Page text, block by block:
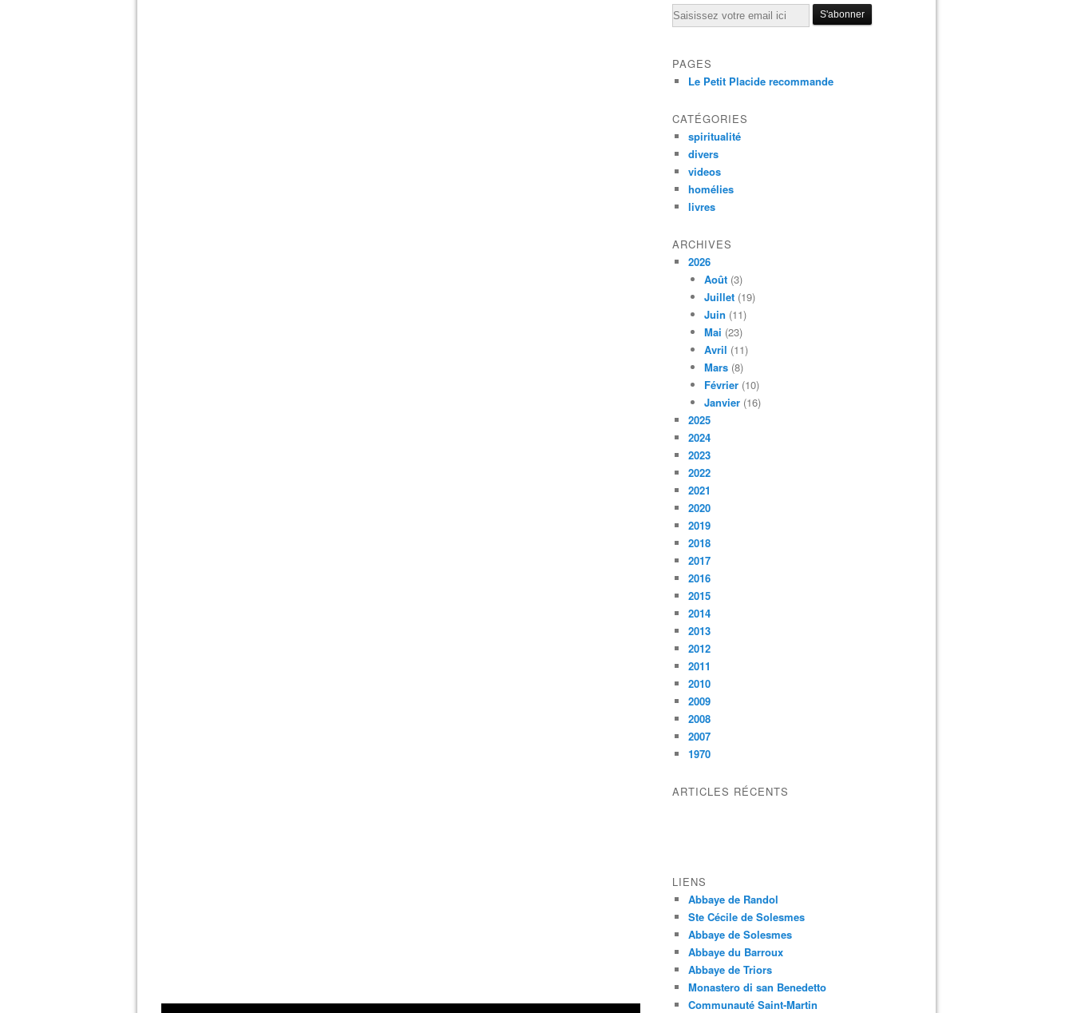
Email
PAGES
Le Petit Placide recommande
CATÉGORIES
spiritualité
divers
videos
homélies
livres
ARCHIVES
2026
Août (3)
Juillet (19)
Juin (11)
Mai (23)
Avril (11)
Mars (8)
Février (10)
Janvier (16)
2025
2024
2023
2022
2021
2020
2019
2018
2017
2016
2015
2014
2013
2012
2011
2010
2009
2008
2007
1970
ARTICLES RÉCENTS
LIENS
Abbaye de Randol
Ste Cécile de Solesmes
Abbaye de Solesmes
Abbaye du Barroux
Abbaye de Triors
Monastero di san Benedetto
Communauté Saint-Martin